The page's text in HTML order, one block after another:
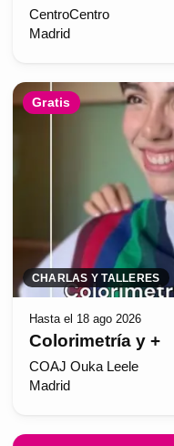
CentroCentro
Madrid
Gratis
CHARLAS Y TALLERES
Hasta el 18 ago 2026
Colorimetría y +
COAJ Ouka Leele
Madrid